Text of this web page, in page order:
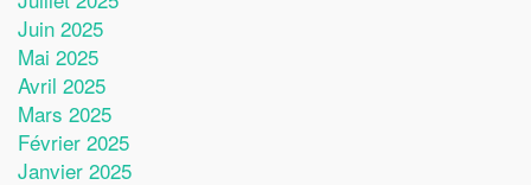
Juin 2025
Mai 2025
Avril 2025
Mars 2025
Février 2025
Janvier 2025